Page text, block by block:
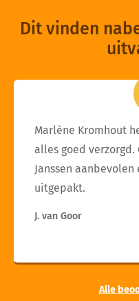
Dit vinden
Marlène Kromhout
alles goed verzorgd.
Janssen
uitgepakt.
J. van Goor
Alle